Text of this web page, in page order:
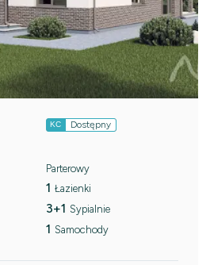
KC Dostępny
Parterowy
1 Łazienki
3+1 Sypialnie
1 Samochody